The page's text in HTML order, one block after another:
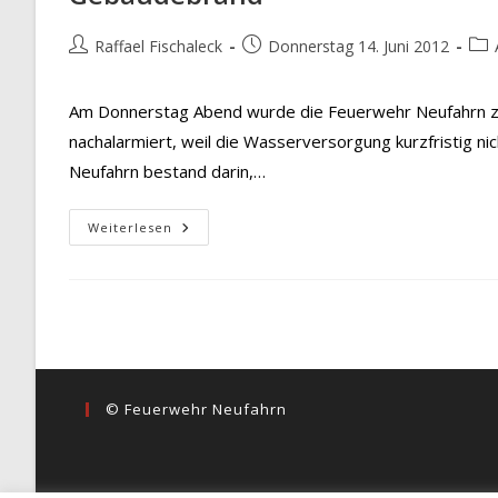
Beitrags-
Raffael Fischaleck
BeitragDonnerstag 14. Juni 2012
Am Donnerstag Abend wurde die Feuerwehr Neufahrn
nachalarmiert, weil die Wasserversorgung kurzfristig
Neufahrn bestand darin,…
Weiterlesen Gebäudebrand
© Feuerwehr Neufahrn